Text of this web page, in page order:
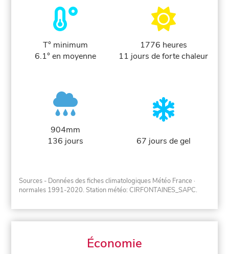
T° minimum
6.1° en moyenne
1776 heures
11 jours de forte chaleur
904mm
136 jours
67 jours de gel
Sources - Données des fiches climatologiques Météo France ·
normales 1991-2020. Station météo: CIRFONTAINES_SAPC.
Économie